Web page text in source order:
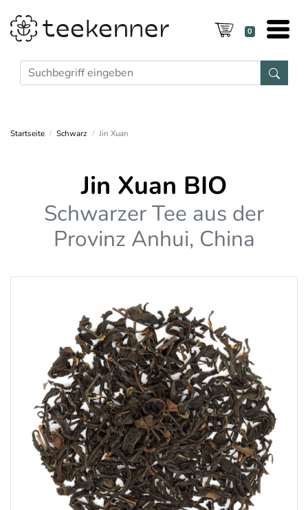
0
Startseite Schwarz Jin Xuan
Jin Xuan BIO
Schwarzer Tee aus der
Provinz Anhui, China